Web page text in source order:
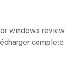
windows review
complete